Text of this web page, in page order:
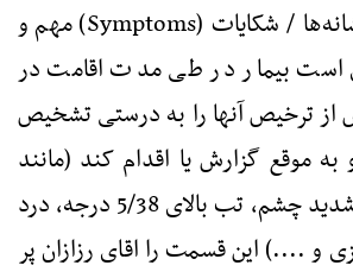
/ شکایات (Symptoms) مهم و
است بیمار در طی مدت اقامت در
از ترخیص آنها را به درستی تشخیص
به موقع گزارش یا اقدام کند (مانند
قرمزی چشم، درد شدید چشم، تب بالای 5/38 درجه، درد
و ....) این قسمت را اقای رزازان پر